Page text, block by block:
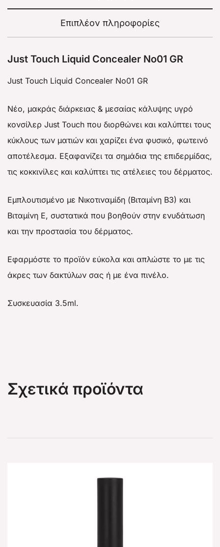
Επιπλέον πληροφορίες
Just Touch Liquid Concealer No01 GR
Just Touch Liquid Concealer No01 GR
Νέο, μακράς διάρκειας & μεσαίας κάλυψης υγρό
κονσίλερ Just Touch που διορθώνει και καλύπτει τους
κύκλους των ματιών και χαρίζει ένα φυσικό, φωτεινό
αποτέλεσμα. Εξαφανίζει τα σημάδια της επιδερμίδας,
τις κοκκινίλες και καλύπτει τις ατέλειες του δέρματος.
Εμπλουτισμένο με Νικοτιναμίδη (Βιταμίνη Β3) και
Βιταμίνη Ε, συστατικά που βοηθούν στην ενυδάτωση
και την προστασία του δέρματος.
Εφαρμόστε το προϊόν εύκολα και απλώστε το με τις
άκρες των δακτύλων σας ή με ένα πινέλο.
Συσκευασία 3.5ml.
Σχετικά προϊόντα